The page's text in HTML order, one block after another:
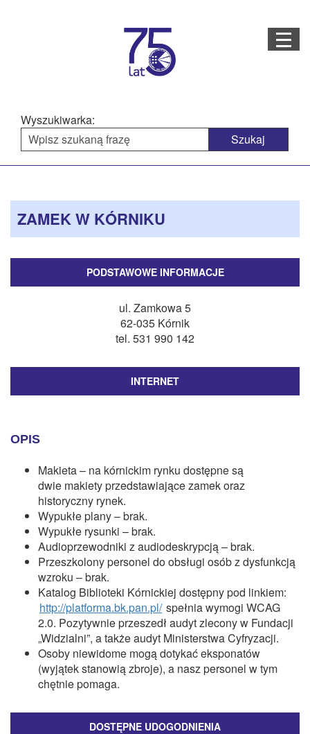
Wyszukiwarka:
główne
Menu
STRONA GŁÓWNA
AKTUALNOŚCI
PROJEKTY REALIZOWANE
OFERTA USŁUG
MULTIMEDIA
CZASOPISMA
INSTYTUT TYFLOLOGICZNY
KONTAKT
1,5%
strony
ZAMEK W KÓRNIKU
PODSTAWOWE INFORMACJE
ul. Zamkowa 5
62-035 Kórnik
tel. 531 990 142
INTERNET
OPIS
Makieta – na kórnickim rynku dostępne są
dwie makiety przedstawiające zamek oraz
historyczny rynek.
Wypukłe plany – brak.
Wypukłe rysunki – brak.
Audioprzewodniki z audiodeskrypcją – brak.
Przeszkolony personel do obsługi osób z dysfunkcją
wzroku – brak.
Katalog Biblioteki Kórnickiej dostępny pod linkiem:
http://platforma.bk.pan.pl/ spełnia wymogi WCAG
2.0. Pozytywnie przeszedł audyt zlecony w Fundacji
„Widzialni”, a także audyt Ministerstwa Cyfryzacji.
Osoby niewidome mogą dotykać eksponatów
(wyjątek stanowią zbroje), a nasz personel w tym
chętnie pomaga.
DOSTĘPNE UDOGODNIENIA